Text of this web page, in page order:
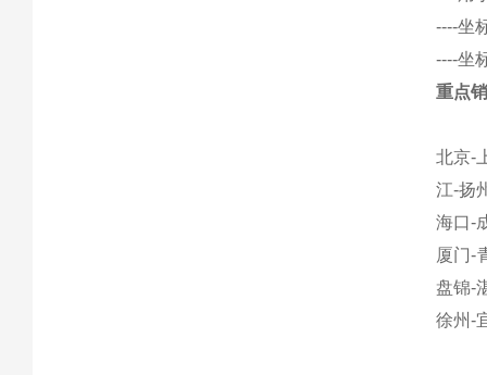
----坐
----坐
重点
北京-
江-扬
海口-
厦门-
盘锦-
徐州-